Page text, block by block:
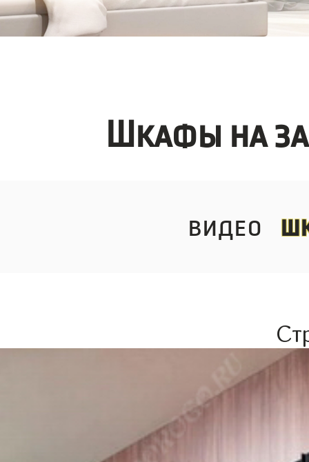
Шкафы на
видео